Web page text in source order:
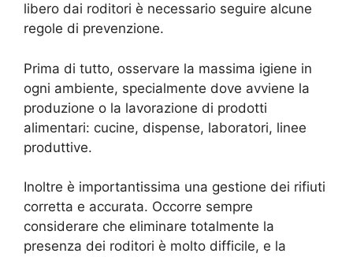
libero dai roditori è necessario seguire alcune
regole di prevenzione.
Prima di tutto, osservare la massima igiene in
ogni ambiente, specialmente dove avviene la
produzione o la lavorazione di prodotti
alimentari: cucine, dispense, laboratori, linee
produttive.
Inoltre è importantissima una gestione dei rifiuti
corretta e accurata. Occorre sempre
considerare che eliminare totalmente la
presenza dei roditori è molto difficile, e la